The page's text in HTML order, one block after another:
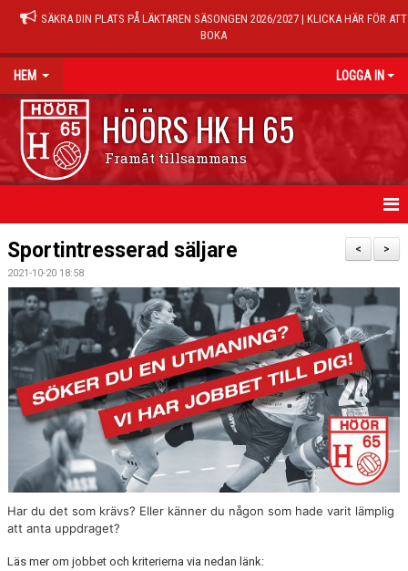
SÄKRA DIN PLATS PÅ LÄKTAREN SÄSONGEN 2026/2027 | KLICKA HÄR FÖR ATT
BOKA
HEM LOGGA IN
HÖÖRS HK H 65
Framåt tillsammans
HEM
NYHETER
KALENDER
MATCHER
TRÄNINGSTIDER
MEDLEMSAVGIFTER 2026/2027
USM
HANDBOLLSAKADEMIN
JL FYSIOCENTER
>
<
Sportintresserad säljare
2021-10-20 18:58
Har du det som krävs? Eller känner du någon som hade varit lämplig
att anta uppdraget?
Läs mer om jobbet och kriterierna via nedan länk: